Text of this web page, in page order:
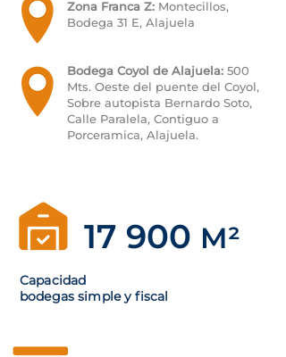
Zona Franca Z: Montecillos,
Bodega 31 E, Alajuela
Bodega Coyol de Alajuela: 500
Mts. Oeste del puente del Coyol,
Sobre autopista Bernardo Soto,
Calle Paralela, Contiguo a
Porceramica, Alajuela.
17 900 M²
Capacidad
bodegas simple y fiscal